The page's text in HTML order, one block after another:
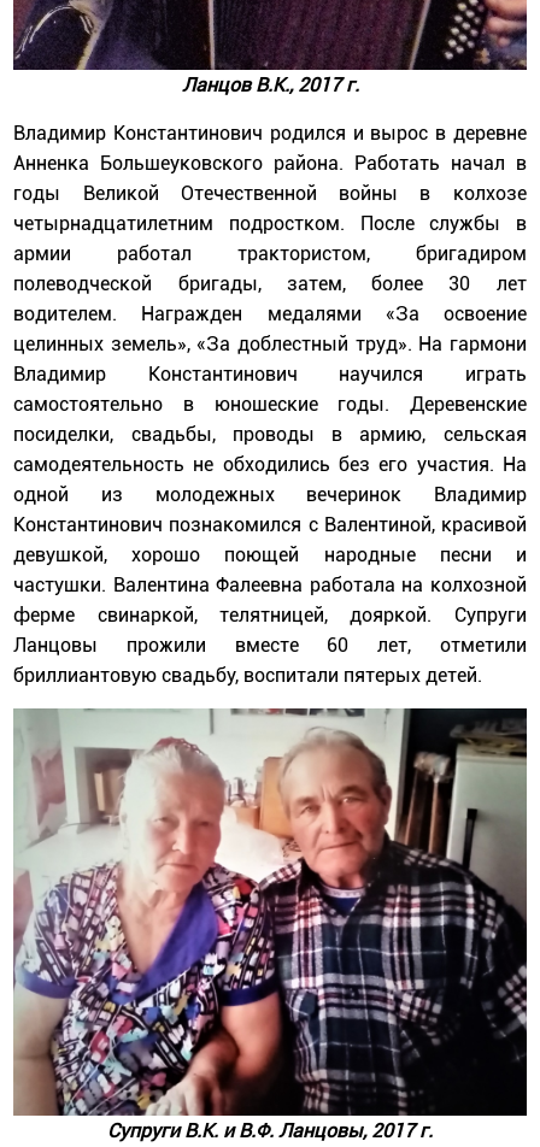
Ланцов В.К., 2017 г.
Владимир Константинович родился и вырос в деревне
Анненка Большеуковского района. Работать начал в
годы Великой Отечественной войны в колхозе
четырнадцатилетним подростком. После службы в
армии работал трактористом, бригадиром
полеводческой бригады, затем, более 30 лет
водителем. Награжден медалями «За освоение
целинных земель», «За доблестный труд». На гармони
Владимир Константинович научился играть
самостоятельно в юношеские годы. Деревенские
посиделки, свадьбы, проводы в армию, сельская
самодеятельность не обходились без его участия. На
одной из молодежных вечеринок Владимир
Константинович познакомился с Валентиной, красивой
девушкой, хорошо поющей народные песни и
частушки. Валентина Фалеевна работала на колхозной
ферме свинаркой, телятницей, дояркой. Супруги
Ланцовы прожили вместе 60 лет, отметили
бриллиантовую свадьбу, воспитали пятерых детей.
Супруги В.К. и В.Ф. Ланцовы, 2017 г.